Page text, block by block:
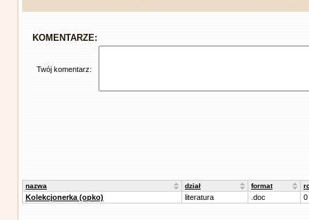
KOMENTARZE:
Twój komentarz:
nazwa dział format
Kolekcjonerka (opko) literatura .doc 0